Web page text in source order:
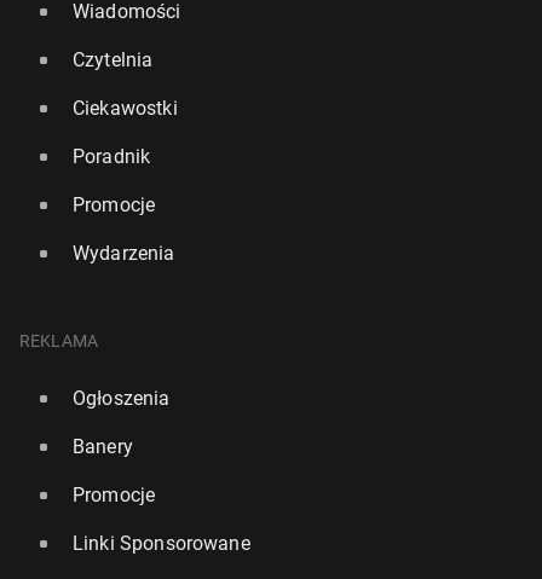
Wiadomości
Czytelnia
Ciekawostki
Poradnik
Promocje
Wydarzenia
REKLAMA
Ogłoszenia
Banery
Promocje
Linki Sponsorowane